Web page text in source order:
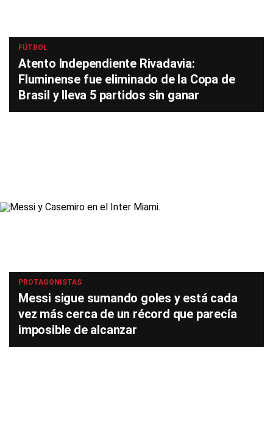
FÚTBOL
Atento Independiente Rivadavia:
Fluminense fue eliminado de la Copa de
Brasil y lleva 5 partidos sin ganar
PROTAGONISTAS
Messi sigue sumando goles y está cada
vez más cerca de un récord que parecía
imposible de alcanzar